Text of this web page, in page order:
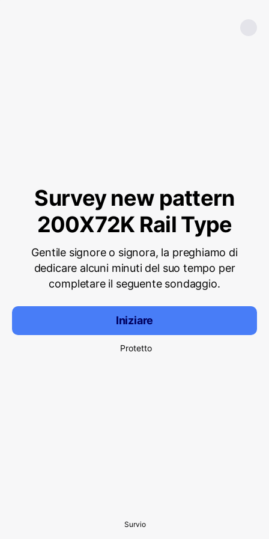
Survey new pattern
200X72K Rail Type
Gentile signore o signora, la preghiamo di
dedicare alcuni minuti del suo tempo per
completare il seguente sondaggio.
Iniziare
Protetto
Survio